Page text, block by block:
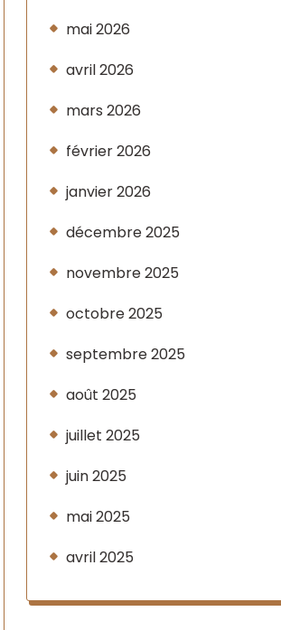
mai 2026
avril 2026
mars 2026
février 2026
janvier 2026
décembre 2025
novembre 2025
octobre 2025
septembre 2025
août 2025
juillet 2025
juin 2025
mai 2025
avril 2025